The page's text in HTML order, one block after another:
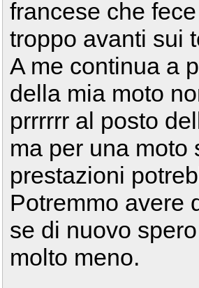
francese che
troppo avanti sui
A me continua a
della mia moto
prrrrrr al posto
ma per una moto
prestazioni
Potremmo avere
se di nuovo
molto meno.